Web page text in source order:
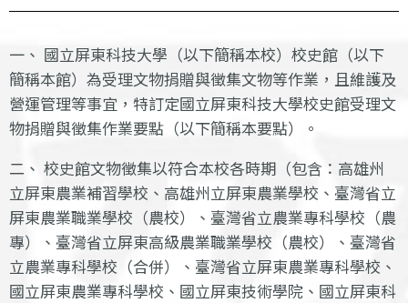
一、 國立屏東科技大學（以下簡稱本校）校史館（以下
簡稱本館）為受理文物捐贈與徵集文物等作業，且維護及
營運管理等事宜，特訂定國立屏東科技大學校史館受理文
物捐贈與徵集作業要點（以下簡稱本要點）。
二、 校史館文物徵集以符合本校各時期（包含：高雄州
立屏東農業補習學校、高雄州立屏東農業學校、臺灣省立
屏東農業職業學校（農校）、臺灣省立農業專科學校（農
專）、臺灣省立屏東高級農業職業學校（農校）、臺灣省
立農業專科學校（合併）、臺灣省立屏東農業專科學校、
國立屏東農業專科學校、國立屏東技術學院、國立屏東科